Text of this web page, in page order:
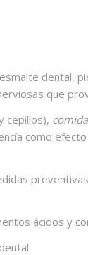
dental,
que
cepillos),
como
ácidos y